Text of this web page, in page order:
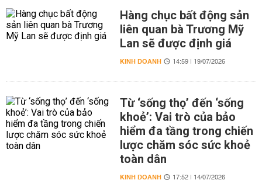
Hàng chục bất động sản
liên quan bà Trương Mỹ
Lan sẽ được định giá
KINH DOANH 14:59 | 19/07/2026
Từ ‘sống thọ’ đến ‘sống
khoẻ’: Vai trò của bảo
hiểm đa tầng trong chiến
lược chăm sóc sức khoẻ
toàn dân
KINH DOANH 17:52 | 14/07/2026